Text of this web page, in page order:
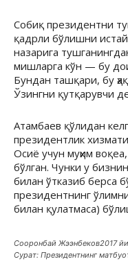
Собиқ президентни
қадрли бўлишни
назарига
мишларга кўн — бу
Бундан ташқари, бу
Ўзингни қутқарувчи
Атамбаев қўлидан
президентлик
Осиё учун муҳим
бўлган. Чунки у
билан ўтказиб берса
президентнинг
билан қулатмаса)
Сооронбай Жээнбеков2017
Сурат: Президентнинг